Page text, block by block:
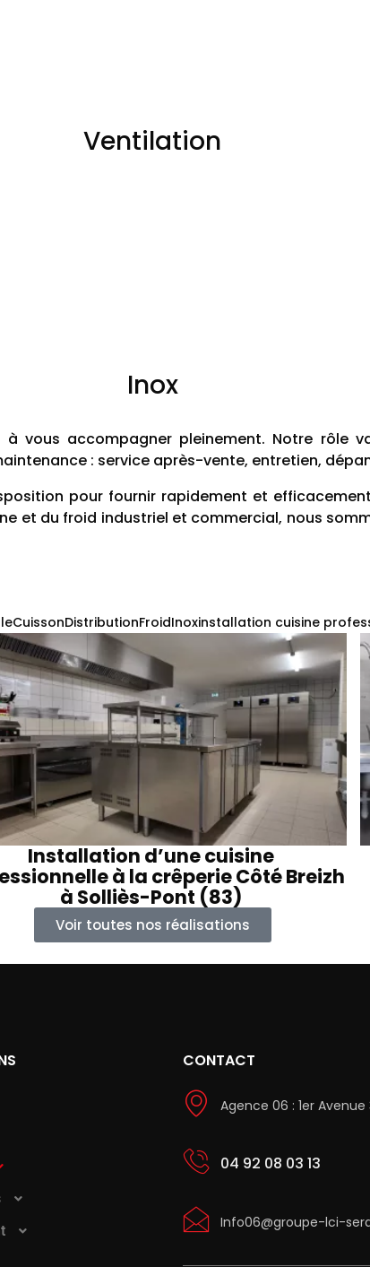
Ventilation
Inox
vous accompagner pleinement. Notre rôle
: service après-vente, entretien,
pour fournir rapidement et
et du froid industriel et commercial, nous
CuissonDistributionFroidInoxinstallation cuisine
Installation d’une cuisine
à la crêperie Côté Breizh
à Solliès-Pont (83)
Voir toutes nos réalisations
CONTACT
Agence 06 : 1er Avenue
04 92 08 03 13
Info06@groupe-lci-